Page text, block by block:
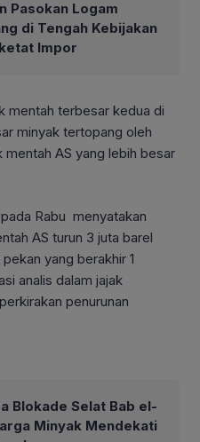
Pasokan Logam
di Tengah Kebijakan
Impor
mentah terbesar kedua di
minyak tertopang oleh
AS yang lebih besar
Rabu menyatakan
AS turun 3 juta barel
yang berakhir 1
analis dalam jajak
penurunan
Blokade Selat Bab el-
Minyak Mendekati